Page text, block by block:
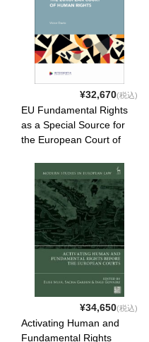
¥32,670(税込)
EU Fundamental Rights
as a Special Source for
the European Court of
ISBN: 9781839705946
¥34,650(税込)
Activating Human and
Fundamental Rights